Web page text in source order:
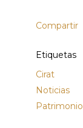
Compartir
Etiquetas
Cirat
Noticias
Patrimonio